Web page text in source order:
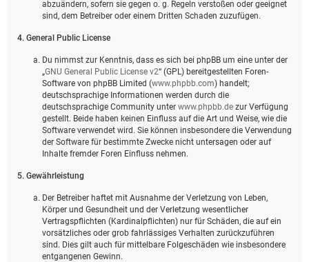
abzuändern, sofern sie gegen o. g. Regeln verstoßen oder geeignet
sind, dem Betreiber oder einem Dritten Schaden zuzufügen.
4. General Public License
Du nimmst zur Kenntnis, dass es sich bei phpBB um eine unter der
„GNU General Public License v2“ (GPL) bereitgestellten Foren-
Software von phpBB Limited (www.phpbb.com) handelt;
deutschsprachige Informationen werden durch die
deutschsprachige Community unter www.phpbb.de zur Verfügung
gestellt. Beide haben keinen Einfluss auf die Art und Weise, wie die
Software verwendet wird. Sie können insbesondere die Verwendung
der Software für bestimmte Zwecke nicht untersagen oder auf
Inhalte fremder Foren Einfluss nehmen.
5. Gewährleistung
Der Betreiber haftet mit Ausnahme der Verletzung von Leben,
Körper und Gesundheit und der Verletzung wesentlicher
Vertragspflichten (Kardinalpflichten) nur für Schäden, die auf ein
vorsätzliches oder grob fahrlässiges Verhalten zurückzuführen
sind. Dies gilt auch für mittelbare Folgeschäden wie insbesondere
entgangenen Gewinn.